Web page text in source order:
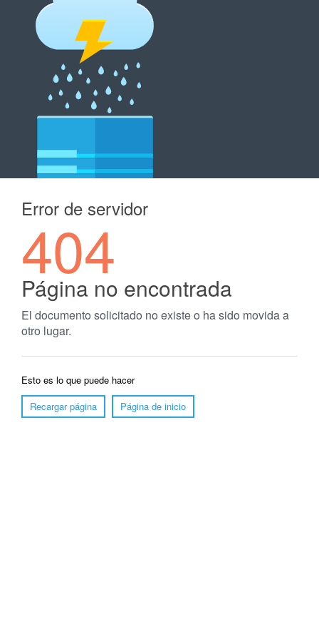
Error de servidor
404
Página no encontrada
El documento solicitado no existe o ha sido movida a
otro lugar.
Esto es lo que puede hacer
Recargar página
Página de inicio